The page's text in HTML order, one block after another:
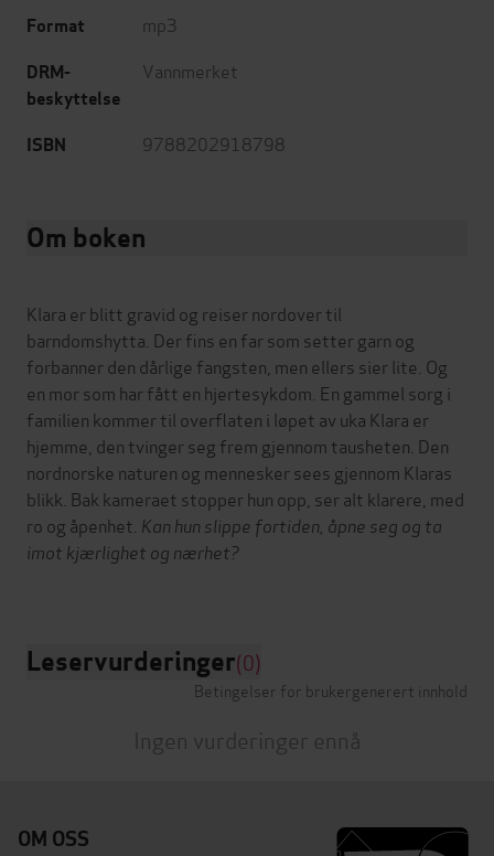
Format mp3
DRM-
beskyttelse
Vannmerket
ISBN 9788202918798
Om boken
Klara er blitt gravid og reiser nordover til
barndomshytta. Der fins en far som setter garn og
forbanner den dårlige fangsten, men ellers sier lite. Og
en mor som har fått en hjertesykdom. En gammel sorg i
familien kommer til overflaten i løpet av uka Klara er
hjemme, den tvinger seg frem gjennom tausheten. Den
nordnorske naturen og mennesker sees gjennom Klaras
blikk. Bak kameraet stopper hun opp, ser alt klarere, med
ro og åpenhet. Kan hun slippe fortiden, åpne seg og ta
imot kjærlighet og nærhet?
Leservurderinger(0)
Betingelser for brukergenerert innhold
Ingen vurderinger ennå
OM OSS